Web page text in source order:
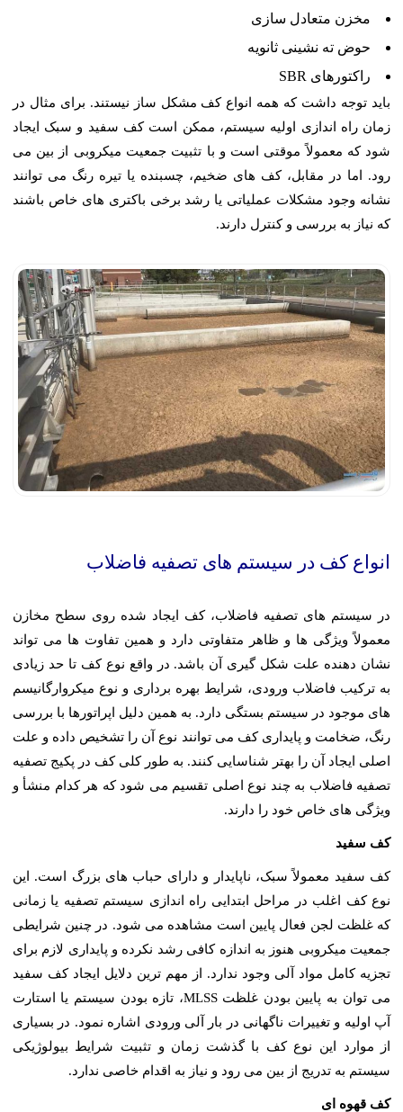
مخزن متعادل سازی
حوض ته نشینی ثانویه
راکتورهای SBR
باید توجه داشت که همه انواع کف مشکل ساز نیستند. برای مثال در
زمان راه اندازی اولیه سیستم، ممکن است کف سفید و سبک ایجاد
شود که معمولاً موقتی است و با تثبیت جمعیت میکروبی از بین می
رود. اما در مقابل، کف های ضخیم، چسبنده یا تیره رنگ می توانند
نشانه وجود مشکلات عملیاتی یا رشد برخی باکتری های خاص باشند
که نیاز به بررسی و کنترل دارند.
انواع کف در سیستم های تصفیه فاضلاب
در سیستم های تصفیه فاضلاب، کف ایجاد شده روی سطح مخازن
معمولاً ویژگی ها و ظاهر متفاوتی دارد و همین تفاوت ها می تواند
نشان دهنده علت شکل گیری آن باشد. در واقع نوع کف تا حد زیادی
به ترکیب فاضلاب ورودی، شرایط بهره برداری و نوع میکروارگانیسم
های موجود در سیستم بستگی دارد. به همین دلیل اپراتورها با بررسی
رنگ، ضخامت و پایداری کف می توانند نوع آن را تشخیص داده و علت
اصلی ایجاد آن را بهتر شناسایی کنند. به طور کلی کف در پکیج تصفیه
تصفیه فاضلاب به چند نوع اصلی تقسیم می شود که هر کدام منشأ و
ویژگی های خاص خود را دارند.
کف سفید
کف سفید معمولاً سبک، ناپایدار و دارای حباب های بزرگ است. این
نوع کف اغلب در مراحل ابتدایی راه اندازی سیستم تصفیه یا زمانی
که غلظت لجن فعال پایین است مشاهده می شود. در چنین شرایطی
جمعیت میکروبی هنوز به اندازه کافی رشد نکرده و پایداری لازم برای
تجزیه کامل مواد آلی وجود ندارد. از مهم ترین دلایل ایجاد کف سفید
می توان به پایین بودن غلظت MLSS، تازه بودن سیستم یا استارت
آپ اولیه و تغییرات ناگهانی در بار آلی ورودی اشاره نمود. در بسیاری
از موارد این نوع کف با گذشت زمان و تثبیت شرایط بیولوژیکی
سیستم به تدریج از بین می رود و نیاز به اقدام خاصی ندارد.
کف قهوه ای